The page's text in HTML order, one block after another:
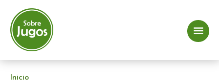
contenido
Inicio